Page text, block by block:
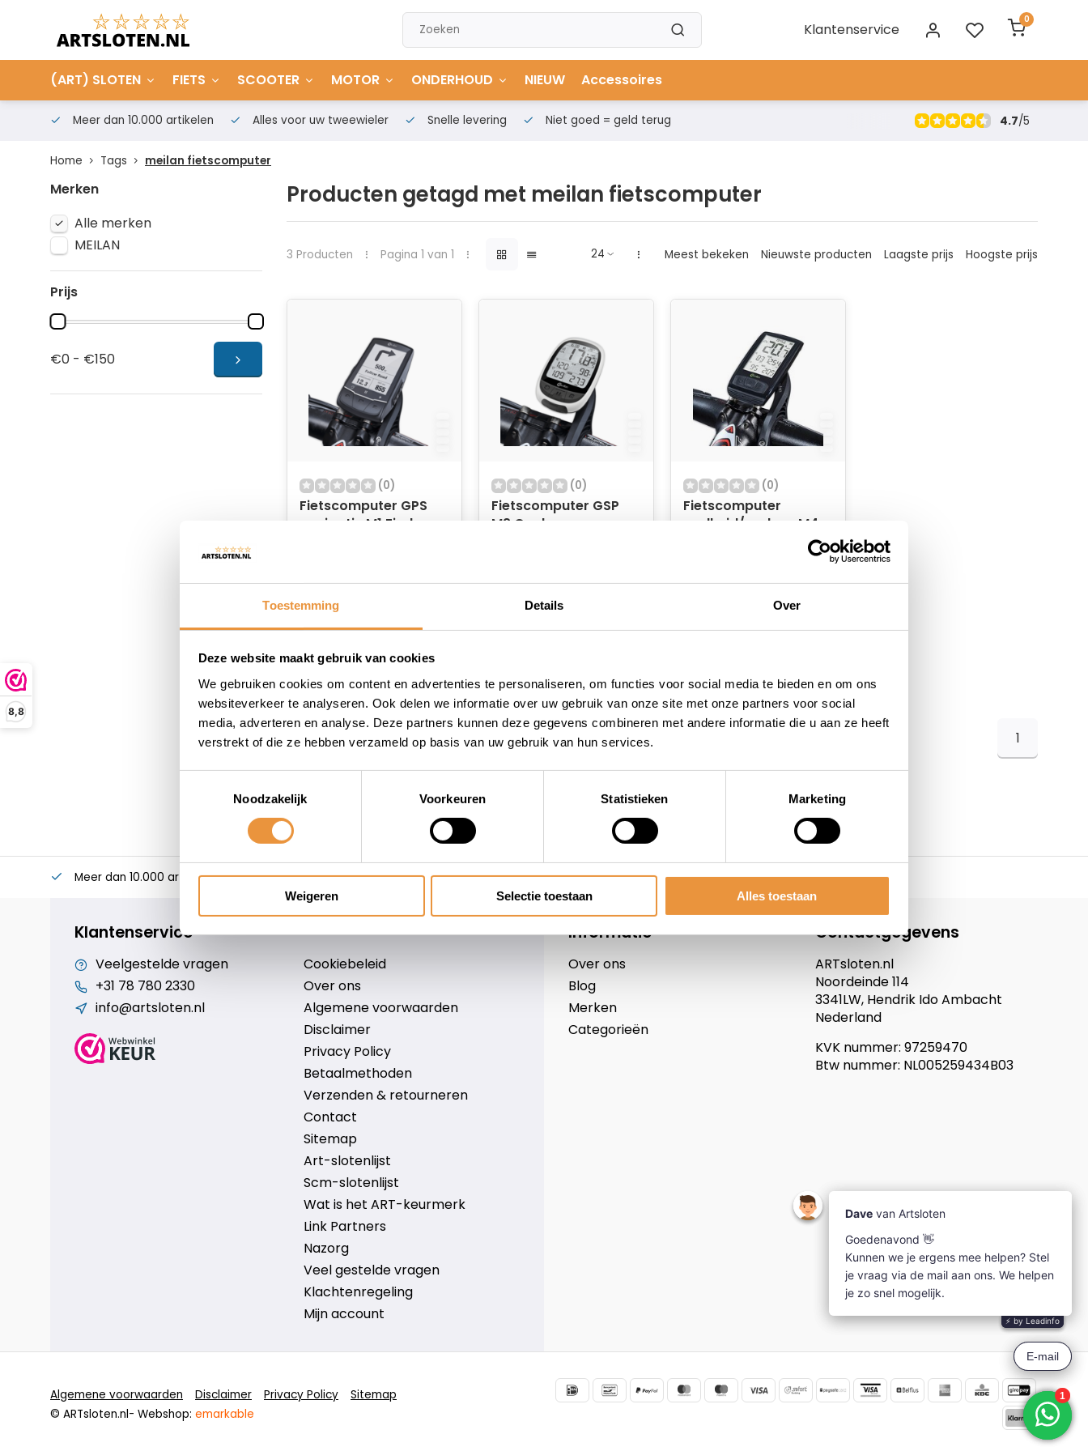
Toestemming Details Over
Deze website maakt gebruik van cookies
We gebruiken cookies om content en advertenties te personaliseren, om functies voor social media te bieden en om ons
websiteverkeer te analyseren. Ook delen we informatie over uw gebruik van onze site met onze partners voor social
media, adverteren en analyse. Deze partners kunnen deze gegevens combineren met andere informatie die u aan ze heeft
verstrekt of die ze hebben verzameld op basis van uw gebruik van hun services.
Noodzakelijk
Voorkeuren Statistieken Marketing
Weigeren Selectie toestaan Alles toestaan
8,8
Klantenservice
0
(ART) SLOTEN FIETS SCOOTER MOTOR ONDERHOUD NIEUW Accessoires
Meer dan 10.000 artikelen Alles voor uw tweewieler Snelle levering Niet goed = geld terug 4.7/5
Home Tags meilan fietscomputer
Merken
Alle merken
MEILAN
Prijs
€0 - €150
Producten getagd met meilan fietscomputer
3 Producten Pagina 1 van 1 Meest bekeken Nieuwste producten Laagste prijs Hoogste prijs
(0)
Fietscomputer GPS
navigatie M1 Finder
131,52
(0)
Fietscomputer GSP
M2 Oval
74,95
(0)
Fietscomputer
snelheid/cadans M4
61,21
1
Meer dan 10.000 artikelen Alles voor uw tweewieler Snelle levering Niet goed = geld terug
Klantenservice
Veelgestelde vragen
+31 78 780 2330
info@artsloten.nl
Cookiebeleid
Over ons
Algemene voorwaarden
Disclaimer
Privacy Policy
Betaalmethoden
Verzenden & retourneren
Contact
Sitemap
Art-slotenlijst
Scm-slotenlijst
Wat is het ART-keurmerk
Link Partners
Nazorg
Veel gestelde vragen
Klachtenregeling
Mijn account
Informatie
Over ons
Blog
Merken
Categorieën
Contactgegevens
ARTsloten.nl
Noordeinde 114
3341LW, Hendrik Ido Ambacht
Nederland
KVK nummer: 97259470
Btw nummer: NL005259434B03
Algemene voorwaarden Disclaimer Privacy Policy
Sitemap
© ARTsloten.nl- Webshop: emarkable